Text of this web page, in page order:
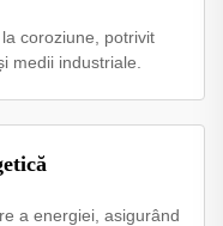
coroziune, potrivit
medii industriale.
a energiei, asigurând